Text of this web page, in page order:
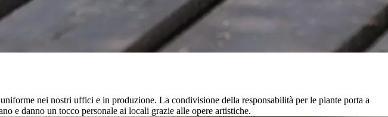
nei nostri uffici e in produzione. La condivisione della responsabilità per le piante porta a
e danno un tocco personale ai locali grazie alle opere artistiche.